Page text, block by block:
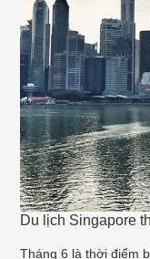
Du lịch Singapore
Tháng 6 là thời điểm